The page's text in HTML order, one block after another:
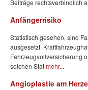
Beiträge rechtsverbindlich
Anfängerrisiko
Statistisch gesehen, sind
ausgesetzt.
Fahrzeugvollversicherung
solchen Statmehr...
Angioplastie am